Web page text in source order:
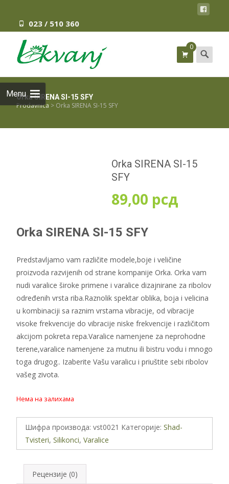
023 / 510 360
Menu
0 Search
for:
Orka SIRENA SI-15 SFY
Prodavnica > Orka SIRENA SI-15 SFY
Orka SIRENA SI-15
SFY
89,00 рсд
Orka SIRENA SI-15 SFY
Predstavljamo vam različite modele,boje i veličine
proizvoda razvijenih od strane kompanije Orka. Orka vam
nudi varalice široke primene i varalice dizajnirane za ribolov
određenih vrsta riba.Raznolik spektar oblika, boja i velicina
u kombinaciji sa raznim vrstama vibracije, od vibracije
visoke frekvencije do vibracije niske frekvencije i različitom
akcijom pokreta repa.Varalice namenjene za neprohodne
terene,varalice namenjene za mutnu ili bistru vodu i mnogo
toga drugog.. Izaberite Vašu varalicu i priuštite sebi ribolov
vašeg zivota.
Нема на залихама
Шифра производа: vst0021 Категорије: Shad-
Tvisteri, Silikonci, Varalice
Рецензије (0)